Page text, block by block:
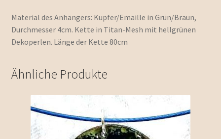
Material des Anhängers: Kupfer/Emaille in Grün/Braun,
Durchmesser 4cm. Kette in Titan-Mesh mit hellgrünen
Dekoperlen. Länge der Kette 80cm
Ähnliche Produkte